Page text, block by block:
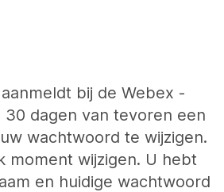
bij de Webex -
dagen van tevoren een
wachtwoord te wijzigen.
moment wijzigen. U hebt
en huidige wachtwoord